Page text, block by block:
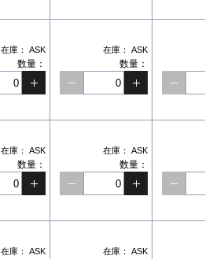
在庫： ASK
数量：
在庫： ASK
数量：
在庫： ASK
数量：
在庫： ASK
数量：
在庫： ASK 在庫： ASK